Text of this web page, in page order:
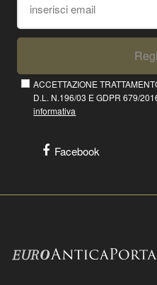
ACCETTAZIONE
D.L. N.196/03 E GDPR 679/
informativa
Facebook